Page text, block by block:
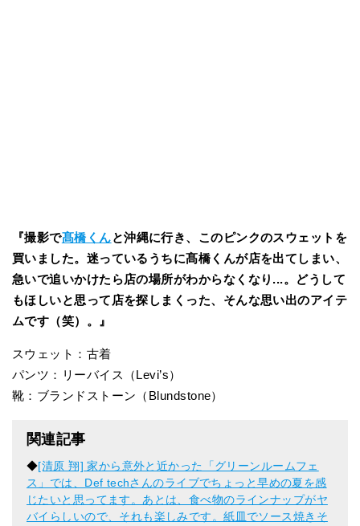
『撮影で髙橋くんと沖縄に行き、このピンクのスウェットを
買いました。迷っているうちに髙橋くんが店を出てしまい、
急いで追いかけたら店の場所がわからなくなり...。どうして
もほしいと思って店を探しまくった、そんな思い出のアイテ
ムです（笑）。』
スウェット：古着
パンツ：リーバイス（Levi’s）
靴：ブランドストーン（Blundstone）
関連記事
◆[清原 翔] 家から意外と近かった「グリーンルームフェ
ス」では、Def techさんのライブでちょっと早めの夏を感
じたいと思ってます。あとは、食べ物のラインナップがヤ
バイらしいので、それも楽しみです。紙皿でソース焼きそ